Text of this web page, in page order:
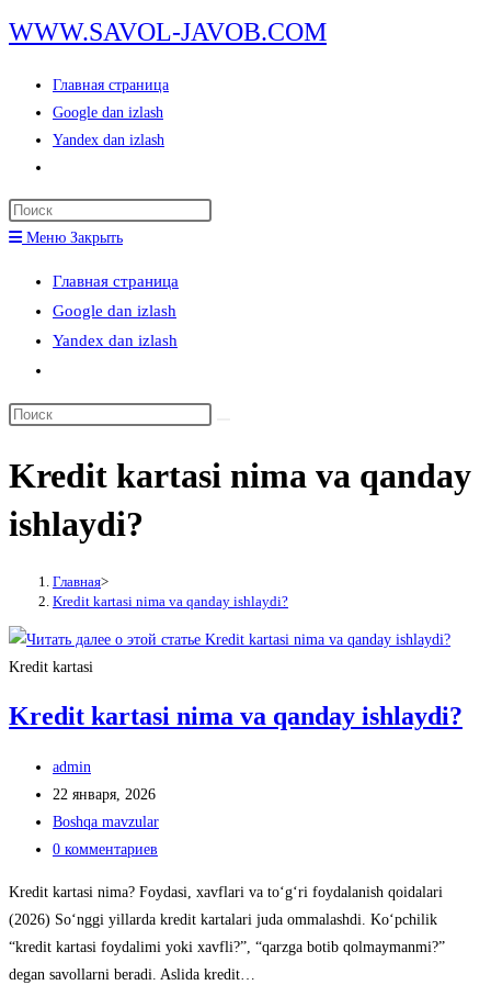
Перейти
к
содержимому
WWW.SAVOL-JAVOB.COM
Главная страница
Google dan izlash
Yandex dan izlash
по
веб-
сайту
Меню Закрыть
Главная страница
Google dan izlash
Yandex dan izlash
по
сайту
Поиск
сайте
Kredit kartasi nima va qanday
ishlaydi?
Главная>
Kredit kartasi nima va qanday ishlaydi?
Kredit kartasi
Kredit kartasi nima va qanday ishlaydi?
Автор
записи:
admin
Запись
опубликована:
22 января, 2026
Рубрика
записи:
Boshqa mavzular
Комментарии
0 комментариев
Kredit kartasi nima? Foydasi, xavflari va to‘g‘ri foydalanish qoidalari
(2026) So‘nggi yillarda kredit kartalari juda ommalashdi. Ko‘pchilik
“kredit kartasi foydalimi yoki xavfli?”, “qarzga botib qolmaymanmi?”
degan savollarni beradi. Aslida kredit…